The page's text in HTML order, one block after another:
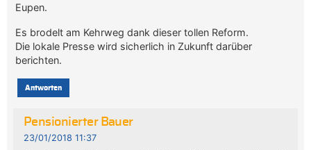
Eupen.
Es brodelt am Kehrweg dank dieser tollen Reform.
Die lokale Presse wird sicherlich in Zukunft darüber
berichten.
Antworten
Pensionierter Bauer
23/01/2018 11:37